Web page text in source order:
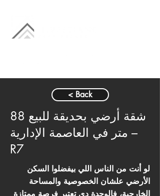
< Back
شقة أرضي بحديقة للبيع 88
متر في العاصمة الإدارية –
R7
لو أنت من الناس اللي بيفضلوا السكن
الأرضي علشان الخصوصية والمساحة
الخارجية، فالوحدة دي تعتبر فرصة ممتازة